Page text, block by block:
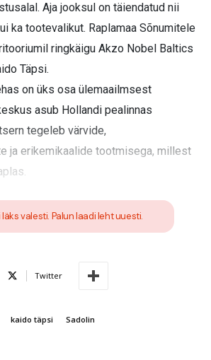
Aja jooksul on täiendatud nii
ka tootevalikut. Raplamaa Sõnumitele
ringkäigu Akzo Nobel Baltics
Täpsi.
on üks osa ülemaailmsest
asub Hollandi pealinnas
tegeleb värvide,
ja erikemikaalide tootmisega, millest
valesti. Palun laadi leht uuesti.
Twitter
kaido täpsi Sadolin